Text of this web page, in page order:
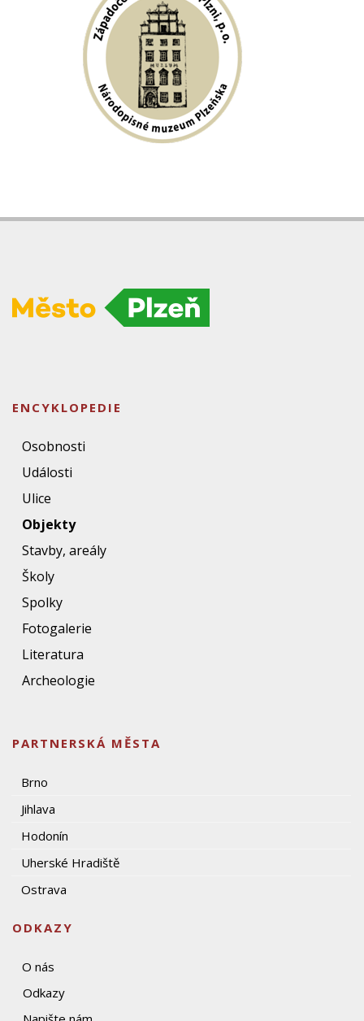
ENCYKLOPEDIE
Osobnosti
Události
Ulice
Objekty
Stavby, areály
Školy
Spolky
Fotogalerie
Literatura
Archeologie
PARTNERSKÁ MĚSTA
Brno
Jihlava
Hodonín
Uherské Hradiště
Ostrava
ODKAZY
O nás
Odkazy